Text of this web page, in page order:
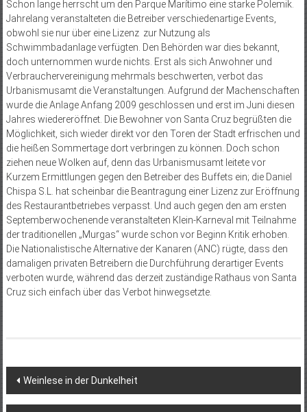
Schon lange herrscht um den Parque Marítimo eine starke Polemik.
Jahrelang veranstalteten die Betreiber verschiedenartige Events,
obwohl sie nur über eine Lizenz zur Nutzung als
Schwimmbadanlage verfügten. Den Behörden war dies bekannt,
doch unternommen wurde nichts. Erst als sich Anwohner und
Verbrauchervereinigung mehrmals beschwerten, verbot das
Urbanismusamt die Veranstaltungen. Aufgrund der Machenschaften
wurde die Anlage Anfang 2009 geschlossen und erst im Juni diesen
Jahres wiedereröffnet. Die Bewohner von Santa Cruz begrüßten die
Möglichkeit, sich wieder direkt vor den Toren der Stadt erfrischen und
die heißen Sommertage dort verbringen zu können. Doch schon
ziehen neue Wolken auf, denn das Urbanismusamt leitete vor
Kurzem Ermittlungen gegen den Betreiber des Buffets ein; die Daniel
Chispa S.L. hat scheinbar die Beantragung einer Lizenz zur Eröffnung
des Restaurantbetriebes verpasst. Und auch gegen den am ersten
Septemberwochenende veranstalteten Klein-Karneval mit Teilnahme
der traditionellen „Murgas“ wurde schon vor Beginn Kritik erhoben.
Die Nationalistische Alternative der Kanaren (ANC) rügte, dass den
damaligen privaten Betreibern die Durchführung derartiger Events
verboten wurde, während das derzeit zuständige Rathaus von Santa
Cruz sich einfach über das Verbot hinwegsetzte.
Beitragsnavigation
Weinlese in der Dunkelheit